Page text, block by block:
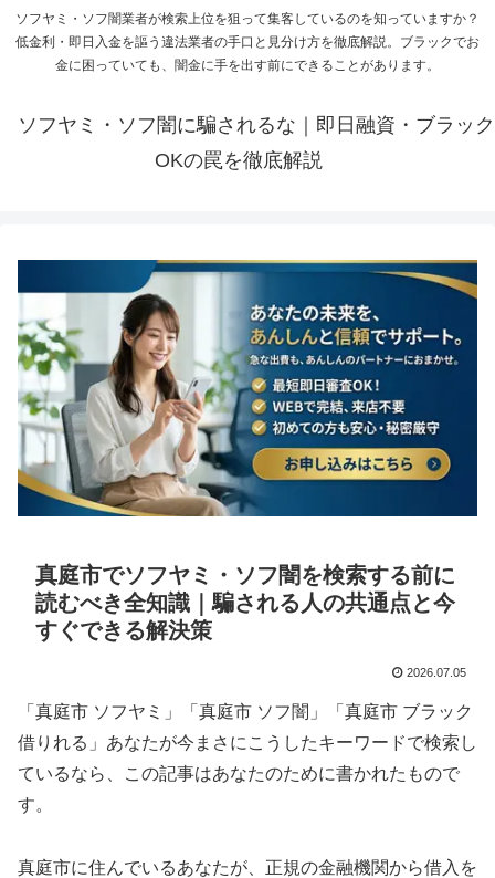
ソフヤミ・ソフ闇業者が検索上位を狙って集客しているのを知っていますか？
低金利・即日入金を謳う違法業者の手口と見分け方を徹底解説。ブラックでお
金に困っていても、闇金に手を出す前にできることがあります。
ソフヤミ・ソフ闇に騙されるな｜即日融資・ブラック
OKの罠を徹底解説
真庭市でソフヤミ・ソフ闇を検索する前に
読むべき全知識｜騙される人の共通点と今
すぐできる解決策
2026.07.05
「真庭市 ソフヤミ」「真庭市 ソフ闇」「真庭市 ブラック
借りれる」あなたが今まさにこうしたキーワードで検索し
ているなら、この記事はあなたのために書かれたもので
す。
真庭市に住んでいるあなたが、正規の金融機関から借入を